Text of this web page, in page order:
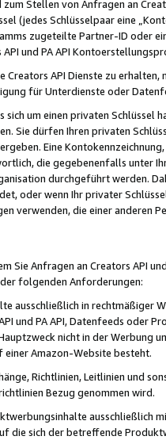
Stellen von Anfragen an
(jedes Schlüsselpaar eine
zugeteilte Partner-ID oder
und PA API
API Dienste zu
für Unterdienste oder
sich um einen privaten
Sie dürfen Ihren privaten
Eine
die gegebenenfalls unter
durchgeführt werden.
oder wenn Ihr privater
verwenden, die einer anderen
Sie Anfragen an Creators API
folgenden Anforderungen:
ausschließlich in rechtmäßiger
und PA API, Datenfeeds oder
nicht in der Werbung
Amazon-Website besteht.
Richtlinien, Leitlinien und
Bezug genommen wird.
ausschließlich
die sich der betreffende